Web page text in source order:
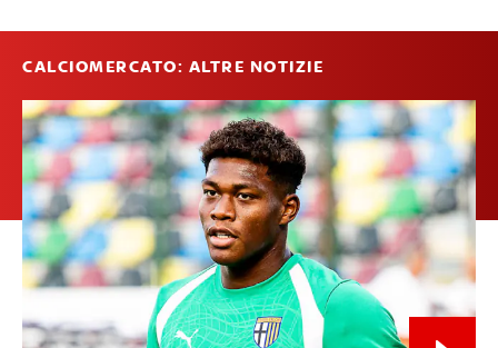
CALCIOMERCATO: ALTRE NOTIZIE